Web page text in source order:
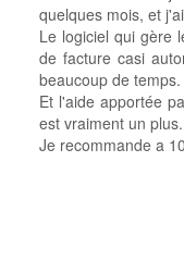
quelques mois, et
Le logiciel qui gère
de facture casi
beaucoup de temps.
Et l'aide apportée
est vraiment un plus.
Je recommande a